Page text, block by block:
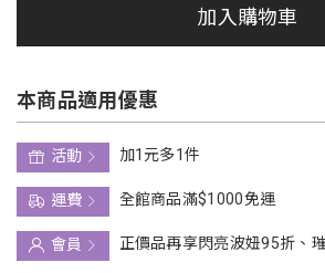
加入購物車
本商品適用優惠
活動
加1元多1件
運費
全館商品滿$1000免運
會員
正價品再享閃亮波妞95折、